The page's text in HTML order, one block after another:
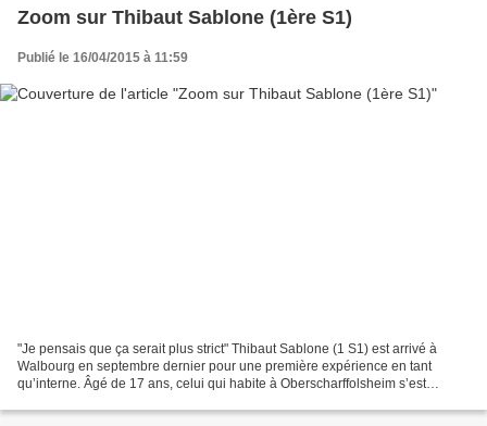
Zoom sur Thibaut Sablone (1ère S1)
Publié le 16/04/2015 à 11:59
"Je pensais que ça serait plus strict" Thibaut Sablone (1 S1) est arrivé à
Walbourg en septembre dernier pour une première expérience en tant
qu’interne. Âgé de 17 ans, celui qui habite à Oberscharffolsheim s’est